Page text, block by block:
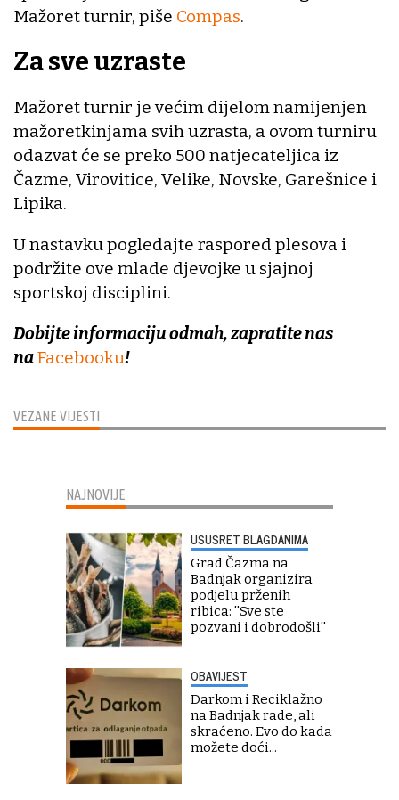
VEZANE VIJESTI
Mažoret turnir, piše Compas.
Za sve uzraste
Mažoret turnir je većim dijelom namijenjen
mažoretkinjama svih uzrasta, a ovom turniru
odazvat će se preko 500 natjecateljica iz
Čazme, Virovitice, Velike, Novske, Garešnice i
Lipika.
U nastavku pogledajte raspored plesova i
podržite ove mlade djevojke u sjajnoj
sportskoj disciplini.
Dobijte informaciju odmah, zapratite nas
naFacebooku!
NAJNOVIJE
USUSRET BLAGDANIMA
Grad Čazma na
Badnjak organizira
podjelu prženih
ribica: ''Sve ste
pozvani i dobrodošli''
OBAVIJEST
Darkom i Reciklažno
na Badnjak rade, ali
skraćeno. Evo do kada
možete doći...